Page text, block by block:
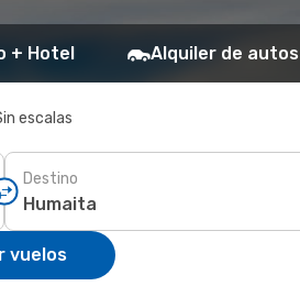
+ Hotel Alquiler de autos
escalas
Destino
vuelos